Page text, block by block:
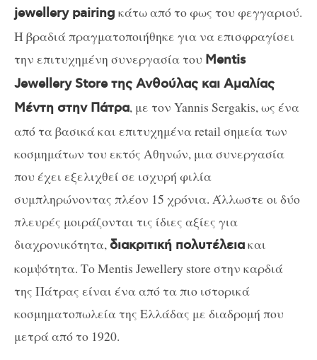
jewellery pairing κάτω από το φως του φεγγαριού.
Η βραδιά πραγματοποιήθηκε για να επισφραγίσει
την επιτυχημένη συνεργασία του Mentis
Jewellery Store της Ανθούλας και Αμαλίας
Μέντη στην Πάτρα, με τον Yannis Sergakis, ως ένα
από τα βασικά και επιτυχημένα retail σημεία των
κοσμημάτων του εκτός Αθηνών, μια συνεργασία
που έχει εξελιχθεί σε ισχυρή φιλία
συμπληρώνοντας πλέον 15 χρόνια. Άλλωστε οι δύο
πλευρές μοιράζονται τις ίδιες αξίες για
διαχρονικότητα,διακριτική πολυτέλειακαι
κομψότητα. Το Mentis Jewellery store στην καρδιά
της Πάτρας είναι ένα από τα πιο ιστορικά
κοσμηματοπωλεία της Ελλάδας με διαδρομή που
μετρά από το 1920.